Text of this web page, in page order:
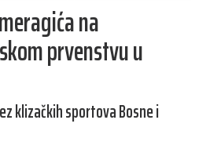
na
prvenstvu u
klizačkih sportova Bosne i